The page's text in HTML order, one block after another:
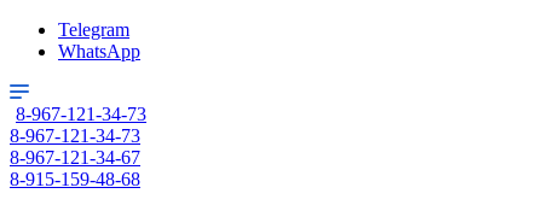
Telegram
WhatsApp
8-967-121-34-73
8-967-121-34-73
8-967-121-34-67
8-915-159-48-68